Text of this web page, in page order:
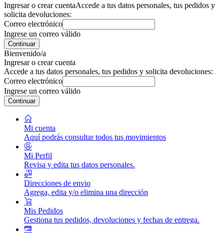
Ingresar o crear cuentaAccede a tus datos personales, tus pedidos y
solicita devoluciones:
Correo electrónico
Ingrese un correo válido
Continuar
Bienvenido/a
Ingresar o crear cuenta
Accede a tus datos personales, tus pedidos y solicita devoluciones:
Correo electrónico
Ingrese un correo válido
Continuar
Mi cuenta
Aquí podrás consultar todos tus movimientos
Mi Perfil
Revisa y edita tus datos personales.
Direcciones de envio
Agrega, edita y/o elimina una dirección
Mis Pedidos
Gestiona tus pedidos, devoluciones y fechas de entrega.